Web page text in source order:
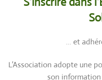
… et
L’Association adopte une
son information